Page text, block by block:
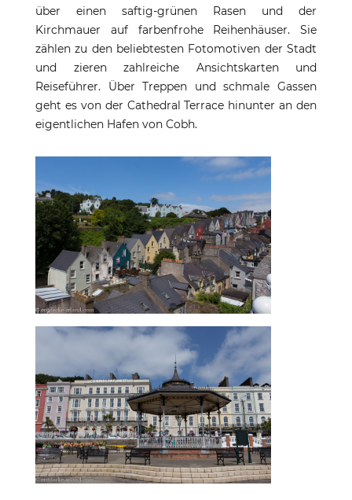
über einen saftig-grünen Rasen und der
Kirchmauer auf farbenfrohe Reihenhäuser. Sie
zählen zu den beliebtesten Fotomotiven der Stadt
und zieren zahlreiche Ansichtskarten und
Reiseführer. Über Treppen und schmale Gassen
geht es von der Cathedral Terrace hinunter an den
eigentlichen Hafen von Cobh.